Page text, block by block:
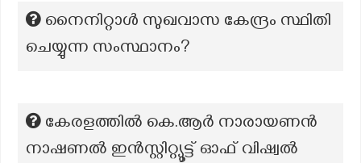
നൈനിറ്റാൾ സുഖവാസ കേന്ദ്രം സ്ഥിതി
ചെയ്യുന്ന സംസ്ഥാനം?
കേരളത്തിൽ കെ.ആർ നാരായണൻ
നാഷണൽ ഇൻസ്റ്റിറ്റ്യൂട്ട് ഓഫ് വിഷ്വൽ